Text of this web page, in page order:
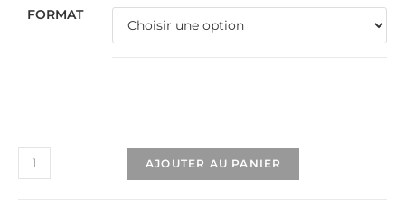
FORMAT
AJOUTER AU PANIER